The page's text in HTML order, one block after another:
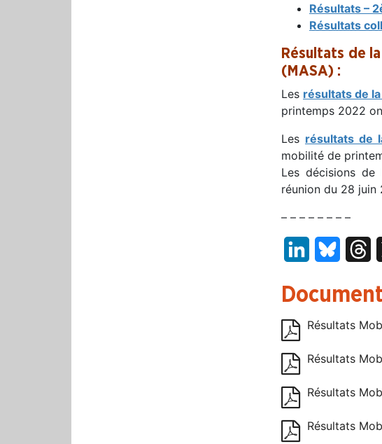
Résultats –
Résultats
Résultats de
(MASA) :
Les résultats de
printemps 2022
Les résultats de
mobilité de
Les décisions de
réunion du 28 juin
– – – – – – – –
LinkedInBluesky
Résultats
Résultats
Résultats
Résultats